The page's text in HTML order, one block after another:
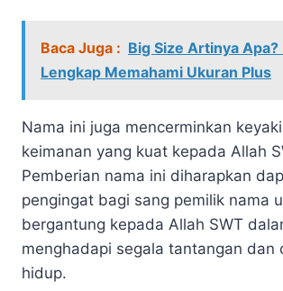
Baca Juga : Big Size Artinya Apa?
Lengkap Memahami Ukuran Plus
Nama ini juga mencerminkan
keimanan yang kuat kepada Allah
Pemberian nama ini diharapkan
pengingat bagi sang pemilik nama
bergantung kepada Allah SWT
menghadapi segala tantangan dan
hidup.